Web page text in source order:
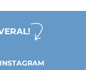
INSTAGRAM